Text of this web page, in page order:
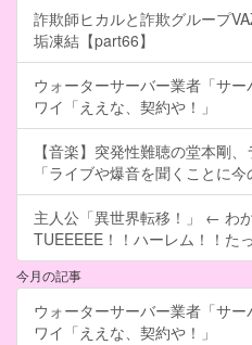
詐欺師ヒカルと詐欺グループ
垢凍結【part66】
ウォーターサーバー業者「サー
ワイ「ええな、契約や！」
【音楽】突発性難聴の堂本剛
「ライブや爆音を聞くことに
主人公「異世界転移！」 ← わ
TUEEEEE！！ハーレム！！た
今月の記事
ウォーターサーバー業者「サー
ワイ「ええな、契約や！」